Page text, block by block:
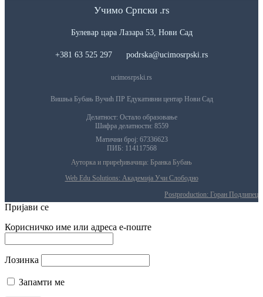
Учимо Српски .rs
Булевар цара Лазара 53, Нови Сад
+381 63 525 297 podrska@ucimosrpski.rs
ucimosrpski.rs
Вишња Бубањ Вучић ПР Едукативни центар Нови Сад
Делатност: Остало образовање
Шифра делатности: 8559
Матични број: 67336623
ПИБ: 114117568
Ауторка и приређивачица: Бранка Бубањ
Web Edu Solutions: Академија Учи Слободно
Postproduction: Горан Подлипец
Пријави се
Корисничко име или адреса е-поште
Лозинка
Запамти ме